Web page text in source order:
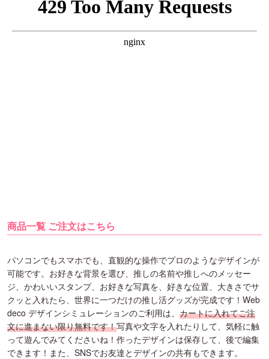
商品一覧 ご注文はこちら
パソコンでもスマホでも、直観的な操作でプロのようなデザインが
可能です。お好きな背景を選び、推しの名前や推しへのメッセー
ジ、かわいいスタンプ、お好きな写真を、好きな位置、大きさでサ
クッと入れたら、世界に一つだけの推し活グッズが完成です！Web
deco デザインシミュレーションのご利用は、 カートに入れてご注
文に進まない限り無料です！写真や文字を入れたりして、気軽に触
って遊んでみてくださいね！作ったデザインは保存して、後で編集
できます！また、SNSでお友達とデザインの共有もできます。